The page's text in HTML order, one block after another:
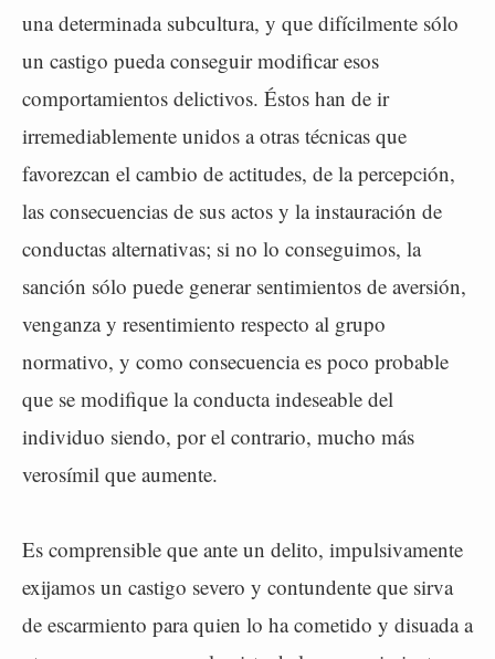
una determinada subcultura, y que difícilmente sólo
un castigo pueda conseguir modificar esos
comportamientos delictivos. Éstos han de ir
irremediablemente unidos a otras técnicas que
favorezcan el cambio de actitudes, de la percepción,
las consecuencias de sus actos y la instauración de
conductas alternativas; si no lo conseguimos, la
sanción sólo puede generar sentimientos de aversión,
venganza y resentimiento respecto al grupo
normativo, y como consecuencia es poco probable
que se modifique la conducta indeseable del
individuo siendo, por el contrario, mucho más
verosímil que aumente.
Es comprensible que ante un delito, impulsivamente
exijamos un castigo severo y contundente que sirva
de escarmiento para quien lo ha cometido y disuada a